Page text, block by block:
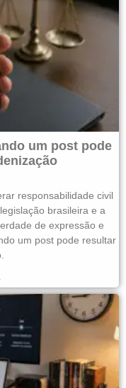
um post pode
responsabilidade civil
brasileira e a
de expressão e
um post pode resultar